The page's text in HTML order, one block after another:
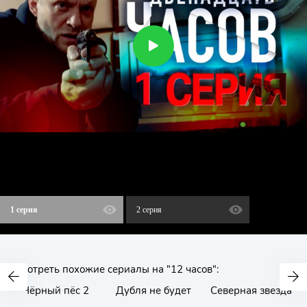
1 серия 2 серия
Смотреть похожие сериалы на "12 часов":
Чёрный пёс 2
Дубля не будет Северная звезда